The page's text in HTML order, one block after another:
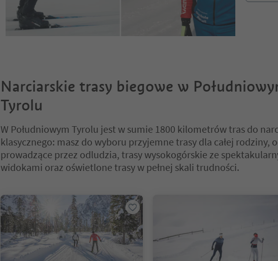
Narciarskie trasy biegowe w
Tyrolu
W Południowym Tyrolu jest w sumie 1800 kilometrów tras do
klasycznego: masz do wyboru przyjemne trasy dla całej rodziny,
prowadzące przez odludzia, trasy wysokogórskie ze
widokami oraz oświetlone trasy w pełnej skali trudności.